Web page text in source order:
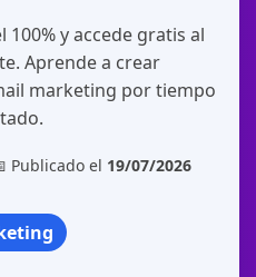
y accede gratis al
Aprende a crear
marketing por tiempo
Publicado el 19/07/2026